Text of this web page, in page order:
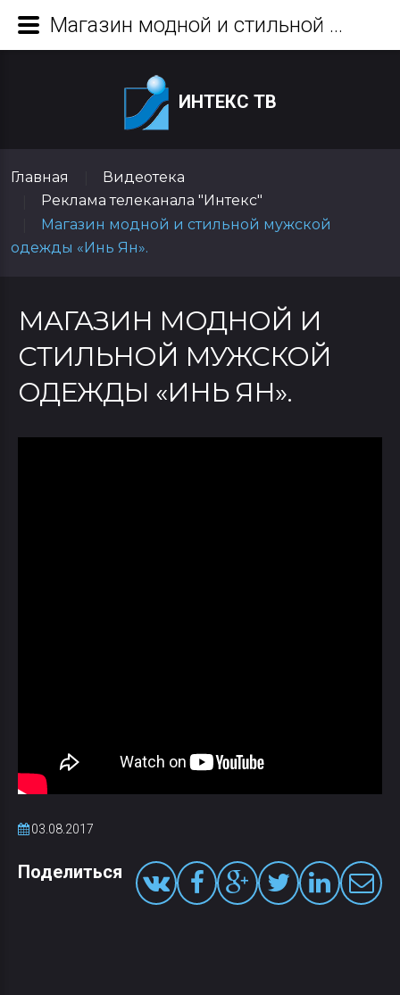
ИНТЕКС ТВ
Главная
Видеотека
Реклама телеканала "Интекс"
Магазин модной и стильной мужской
одежды «Инь Ян».
МАГАЗИН МОДНОЙ И
СТИЛЬНОЙ МУЖСКОЙ
ОДЕЖДЫ «ИНЬ ЯН».
03.08.2017
Поделиться
Магазин модной и стильной мужской одежды «Инь Ян».